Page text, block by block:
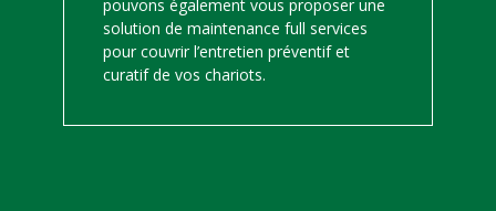
pouvons également vous proposer une
solution de maintenance full services
pour couvrir l’entretien préventif et
curatif de vos chariots.